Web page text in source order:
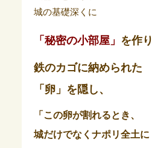
城の基礎深くに
「秘密の小部屋」 を作り
鉄のカゴに納められた
「卵」を隠し、
「この卵が割れるとき、
城だけでなくナポリ全土に